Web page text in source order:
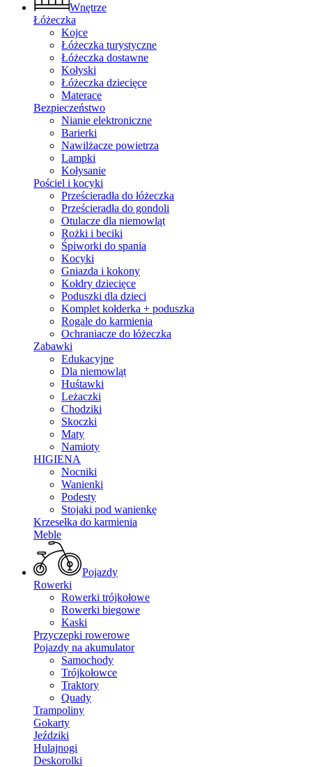
Wnętrze
Łóżeczka
Kojce
Łóżeczka turystyczne
Łóżeczka dostawne
Kołyski
Łóżeczka dziecięce
Materace
Bezpieczeństwo
Nianie elektroniczne
Barierki
Nawilżacze powietrza
Lampki
Kołysanie
Pościel i kocyki
Prześcieradła do łóżeczka
Prześcieradła do gondoli
Otulacze dla niemowląt
Rożki i beciki
Śpiworki do spania
Kocyki
Gniazda i kokony
Kołdry dziecięce
Poduszki dla dzieci
Komplet kołderka + poduszka
Rogale do karmienia
Ochraniacze do łóżeczka
Zabawki
Edukacyjne
Dla niemowląt
Huśtawki
Leżaczki
Chodziki
Skoczki
Maty
Namioty
HIGIENA
Nocniki
Wanienki
Podesty
Stojaki pod wanienkę
Krzesełka do karmienia
Meble
Pojazdy
Rowerki
Rowerki trójkołowe
Rowerki biegowe
Kaski
Przyczepki rowerowe
Pojazdy na akumulator
Samochody
Trójkołowce
Traktory
Quady
Trampoliny
Gokarty
Jeździki
Hulajnogi
Deskorolki